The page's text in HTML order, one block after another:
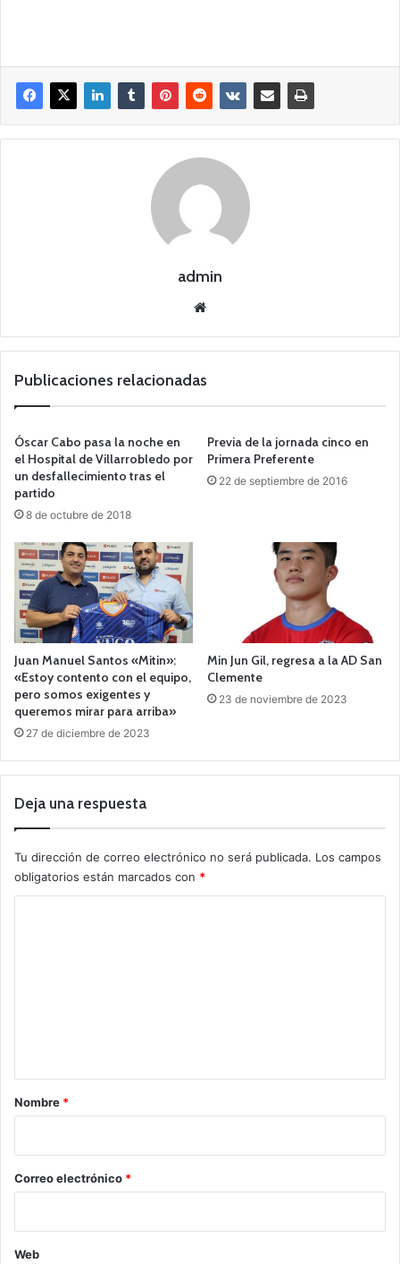
admin
we
Publicaciones relacionadas
Óscar Cabo pasa la noche en
el Hospital de Villarrobledo por
un desfallecimiento tras el
partido
8 de octubre de 2018
Previa de la jornada cinco en
Primera Preferente
22 de septiembre de 2016
Juan Manuel Santos «Mitin»:
«Estoy contento con el equipo,
pero somos exigentes y
queremos mirar para arriba»
27 de diciembre de 2023
Min Jun Gil, regresa a la AD San
Clemente
23 de noviembre de 2023
Deja una respuesta
Tu dirección de correo electrónico no será publicada. Los campos
obligatorios están marcados con *
r
*
Nombre *
Correo electrónico *
Web